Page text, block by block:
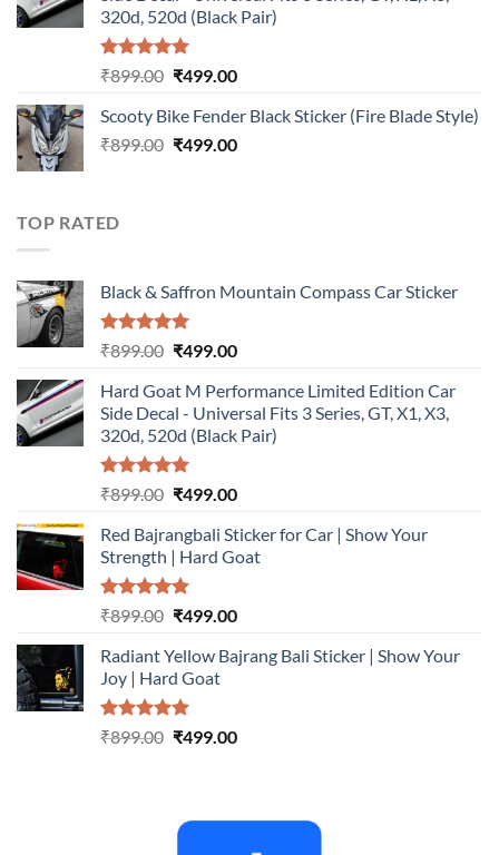
320d, 520d (Black Pair)
Rated5.00
₹899.00 Original
was:
₹899.00.
₹499.00Current
is:
₹499.00.
Scooty Bike Fender Black Sticker (Fire Blade Style)
₹899.00 Original
₹499.00Current
TOP RATED
Black & Saffron Mountain Compass Car Sticker
Rated5.00
₹899.00 Original
was:
₹899.00.
₹499.00Current
is:
₹499.00.
Hard Goat M Performance Limited Edition Car
Side Decal - Universal Fits 3 Series, GT, X1, X3,
320d, 520d (Black Pair)
Rated5.00
₹899.00 Original
was:
₹899.00.
₹499.00Current
is:
₹499.00.
Red Bajrangbali Sticker for Car | Show Your
Strength | Hard Goat
Rated5.00
₹899.00 Original
was:
₹899.00.
₹499.00Current
is:
Radiant Yellow Bajrang Bali Sticker | Show Your
Joy | Hard Goat
Rated5.00
₹899.00 Original
₹499.00Current